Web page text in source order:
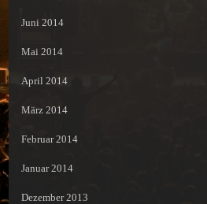
Juni 2014
Mai 2014
April 2014
März 2014
Februar 2014
Januar 2014
Dezember 2013